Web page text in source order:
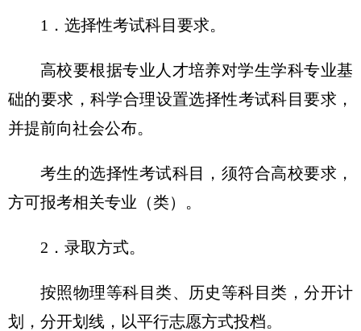
1．选择性考试科目要求。
高校要根据专业人才培养对学生学科专业基
础的要求，科学合理设置选择性考试科目要求，
并提前向社会公布。
考生的选择性考试科目，须符合高校要求，
方可报考相关专业（类）。
2．录取方式。
按照物理等科目类、历史等科目类，分开计
划，分开划线，以平行志愿方式投档。